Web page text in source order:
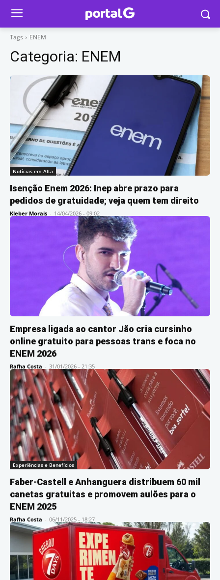
Tags ENEM
Categoria: ENEM
Notícias em Alta
Isenção Enem 2026: Inep abre prazo para
pedidos de gratuidade; veja quem tem direito
Kleber Morais - 14/04/2026 - 09:02
Empresa ligada ao cantor Jão cria cursinho
online gratuito para pessoas trans e foca no
ENEM 2026
Rafha Costa - 31/01/2026 - 21:35
Experiências e Benefícios
Faber-Castell e Anhanguera distribuem 60 mil
canetas gratuitas e promovem aulões para o
ENEM 2025
Rafha Costa - 06/11/2025 - 18:27